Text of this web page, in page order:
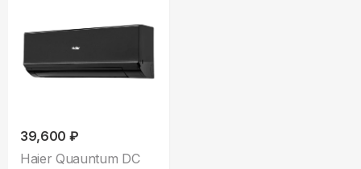
39,600 ₽
Haier Quauntum DC